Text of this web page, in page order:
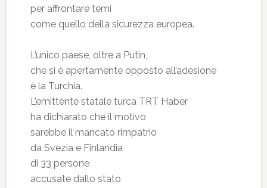
per affrontare temi
come quello della sicurezza europea.
L’unico paese, oltre a Putin,
che si è apertamente opposto all’adesione
è la Turchia.
L’emittente statale turca TRT Haber
ha dichiarato che il motivo
sarebbe il mancato rimpatrio
da Svezia e Finlandia
di 33 persone
accusate dallo stato